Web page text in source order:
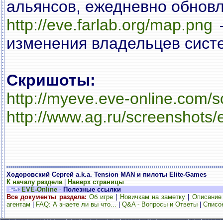
альянсов, ежедневно
http://eve.farlab.org/map.png
изменения владельцев
Скришоты:
http://myeve.eve-online.com/
http://www.ag.ru/
Ходоровский Сергей a.k.a. Tension MAN и пилоты Elite-Games
К началу раздела|
Наверх страницы
EVE-Online - Полезные ссылки
Все документы раздела: Об игре Новичкам на заметку
агентам
FAQ: А знаете ли вы что... Q&A - Вопросы и Ответы